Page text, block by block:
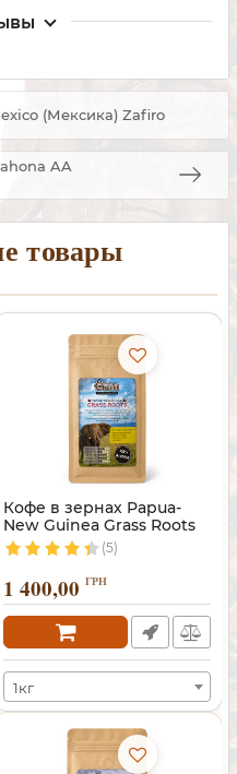
(Мексика) Zafiro
AA
товары
Кофе в зернах Papua-
New Guinea Grass Roots
(5)
1 400,00 ГРН
1кг